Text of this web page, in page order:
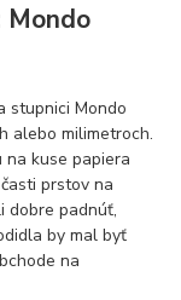
Mondo
stupnici Mondo
alebo milimetroch.
na kuse papiera
prstov na
dobre padnúť,
by mal byť
na